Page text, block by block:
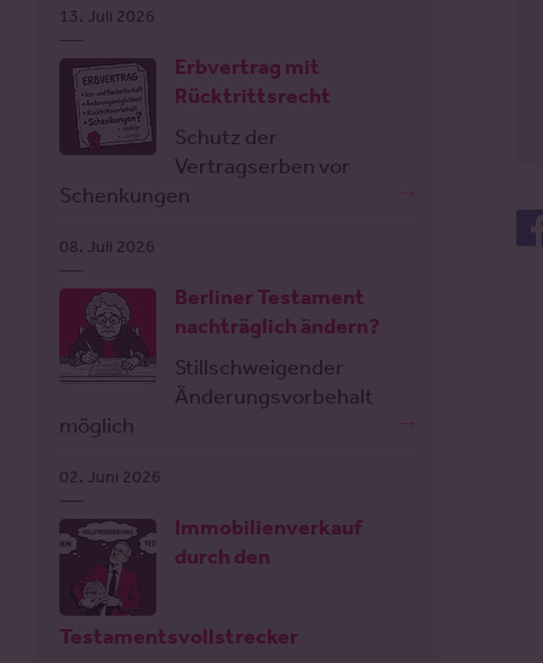
13. Juli 2026
Erbvertrag mit
Rücktrittsrecht
Schutz der
Vertragserben vor
Schenkungen
08. Juli 2026
Berliner Testament
nachträglich ändern?
Stillschweigender
Änderungsvorbehalt
möglich
02. Juni 2026
Immobilienverkauf
durch den
Testamentsvollstrecker